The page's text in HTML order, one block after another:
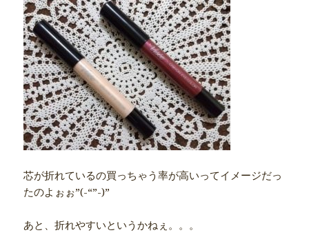
芯が折れているの買っちゃう率が高いってイメージだっ
たのよぉぉ”(-“”-)”
あと、折れやすいというかねぇ。。。